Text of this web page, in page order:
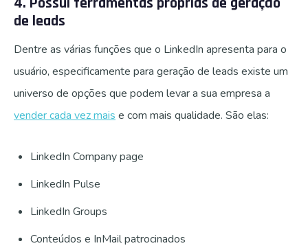
de leads
Dentre as várias funções que o LinkedIn apresenta para o
usuário, especificamente para geração de leads existe um
universo de opções que podem levar a sua empresa a
vender cada vez mais e com mais qualidade. São elas:
LinkedIn Company page
LinkedIn Pulse
LinkedIn Groups
Conteúdos e InMail patrocinados